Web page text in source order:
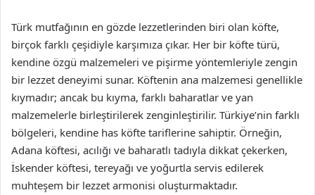
Türk mutfağının en gözde lezzetlerinden biri olan köfte,
birçok farklı çeşidiyle karşımıza çıkar. Her bir köfte türü,
kendine özgü malzemeleri ve pişirme yöntemleriyle zengin
bir lezzet deneyimi sunar. Köftenin ana malzemesi genellikle
kıymadır; ancak bu kıyma, farklı baharatlar ve yan
malzemelerle birleştirilerek zenginleştirilir. Türkiye’nin farklı
bölgeleri, kendine has köfte tariflerine sahiptir. Örneğin,
Adana köftesi, acılığı ve baharatlı tadıyla dikkat çekerken,
İskender köftesi, tereyağı ve yoğurtla servis edilerek
muhteşem bir lezzet armonisi oluşturmaktadır.